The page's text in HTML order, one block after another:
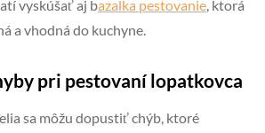
vyskúšať aj bazalka pestovanie, ktorá
a vhodná do kuchyne.
pri pestovaní lopatkovca
sa môžu dopustiť chýb, ktoré